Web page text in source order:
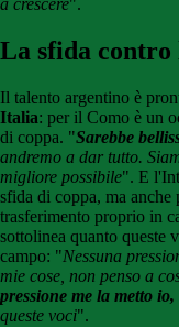
a crescere".
La sfida
Il talento argentino è
Italia: per il Como è un
di coppa. "Sarebbe
andremo a dar tutto.
migliore possibile". E
sfida di coppa, ma
trasferimento proprio in
sottolinea quanto queste
campo: "Nessuna
mie cose, non penso a
pressione me la metto io,
queste voci".